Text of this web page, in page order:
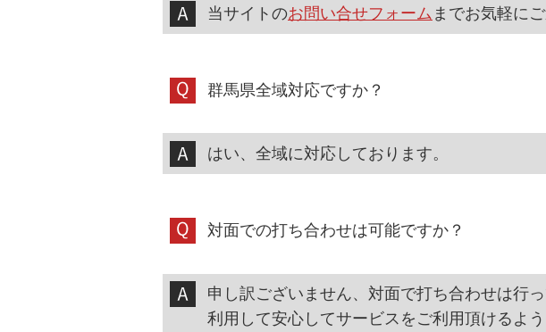
当サイトのお問い合せフォーム までお気軽に
群馬県全域対応ですか？
はい、全域に対応しております。
対面での打ち合わせは可能ですか？
申し訳ございません、対面で打ち合わせは行
利用して安心してサービスをご利用頂けるよ